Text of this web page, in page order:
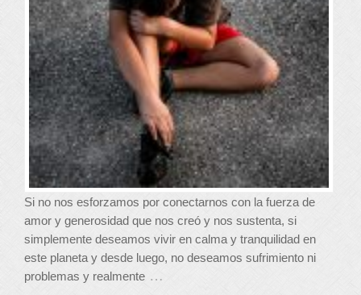
Si no nos esforzamos por conectarnos con la fuerza de
amor y generosidad que nos creó y nos sustenta, si
simplemente deseamos vivir en calma y tranquilidad en
este planeta y desde luego, no deseamos sufrimiento ni
problemas y realmente …